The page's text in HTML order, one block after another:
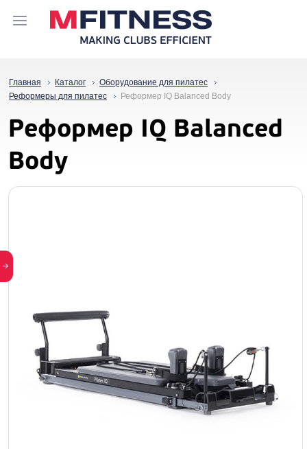
Главная Каталог
Оборудование для пилатес
Реформеры для пилатес
Реформер IQ Balanced Body
Реформер IQ Balanced
Body